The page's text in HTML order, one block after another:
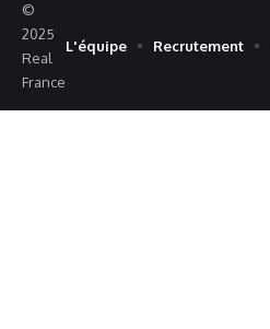
©
2025
Real
France
L'équipe Recrutement